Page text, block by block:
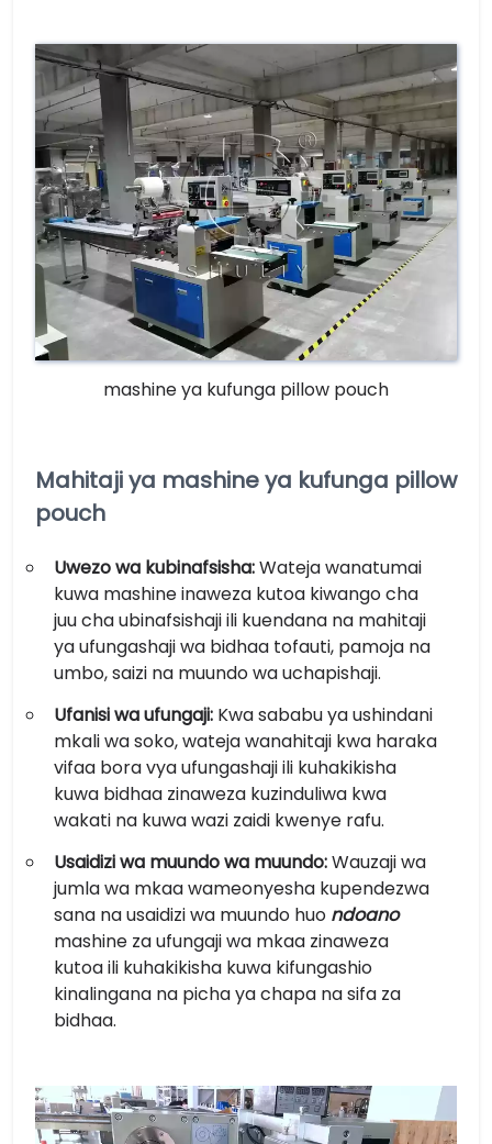
mashine ya kufunga pillow pouch
Mahitaji ya mashine ya kufunga pillow
pouch
Uwezo wa kubinafsisha:Wateja wanatumai
kuwa mashine inaweza kutoa kiwango cha
juu cha ubinafsishaji ili kuendana na mahitaji
ya ufungashaji wa bidhaa tofauti, pamoja na
umbo, saizi na muundo wa uchapishaji.
Ufanisi wa ufungaji: Kwa sababu ya ushindani
mkali wa soko, wateja wanahitaji kwa haraka
vifaa bora vya ufungashaji ili kuhakikisha
kuwa bidhaa zinaweza kuzinduliwa kwa
wakati na kuwa wazi zaidi kwenye rafu.
Usaidizi wa muundo wa muundo:Wauzaji wa
jumla wa mkaa wameonyesha kupendezwa
sana na usaidizi wa muundo huo ndoano
mashine za ufungaji wa mkaa zinaweza
kutoa ili kuhakikisha kuwa kifungashio
kinalingana na picha ya chapa na sifa za
bidhaa.